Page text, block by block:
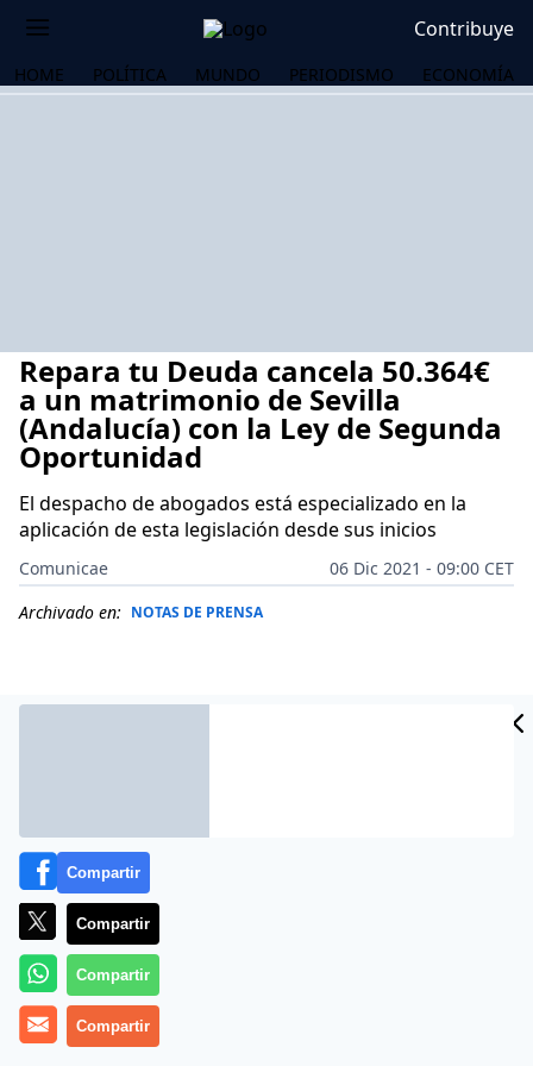
Contribuye
HOME POLÍTICA MUNDO PERIODISMO ECONOMÍA
Repara tu Deuda cancela 50.364€
a un matrimonio de Sevilla
(Andalucía) con la Ley de Segunda
Oportunidad
El despacho de abogados está especializado en la
aplicación de esta legislación desde sus inicios
Comunicae
06 Dic 2021 - 09:00 CET
Archivado en: NOTAS DE PRENSA
El Juzgado de Primera Instancia nº9 de Sevilla
(Andalucía) ha dictado Beneficio de Exoneración del
Pasivo Insatisfecho (BEPI) en el caso del matrimonio
Compartir
Compartir
Compartir
Compartir